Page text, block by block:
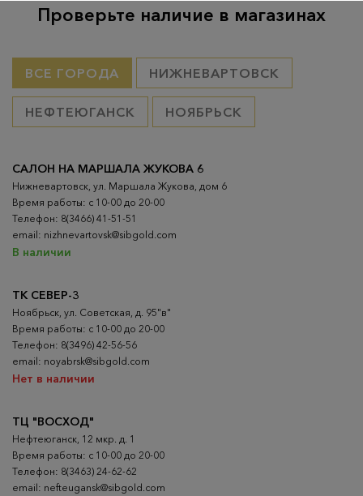
Проверьте наличие в магазинах
ВСЕ ГОРОДА НИЖНЕВАРТОВСК
НЕФТЕЮГАНСК НОЯБРЬСК
ТК СЕВЕР-3
Ноябрьск, ул. Советская, д. 95"в"
Время работы: с 10-00 до 20-00
Телефон: 8(3496) 42-56-56
email: noyabrsk@sibgold.com
Нет в наличии
ТЦ "ВОСХОД"
Нефтеюганск, 12 мкр. д. 1
Время работы: с 10-00 до 20-00
Телефон: 8(3463) 24-62-62
email: nefteugansk@sibgold.com
САЛОН НА МАРШАЛА ЖУКОВА 6
Нижневартовск, ул. Маршала Жукова, дом 6
Время работы: с 10-00 до 20-00
Телефон: 8(3466) 41-51-51
email: nizhnevartovsk@sibgold.com
В наличии